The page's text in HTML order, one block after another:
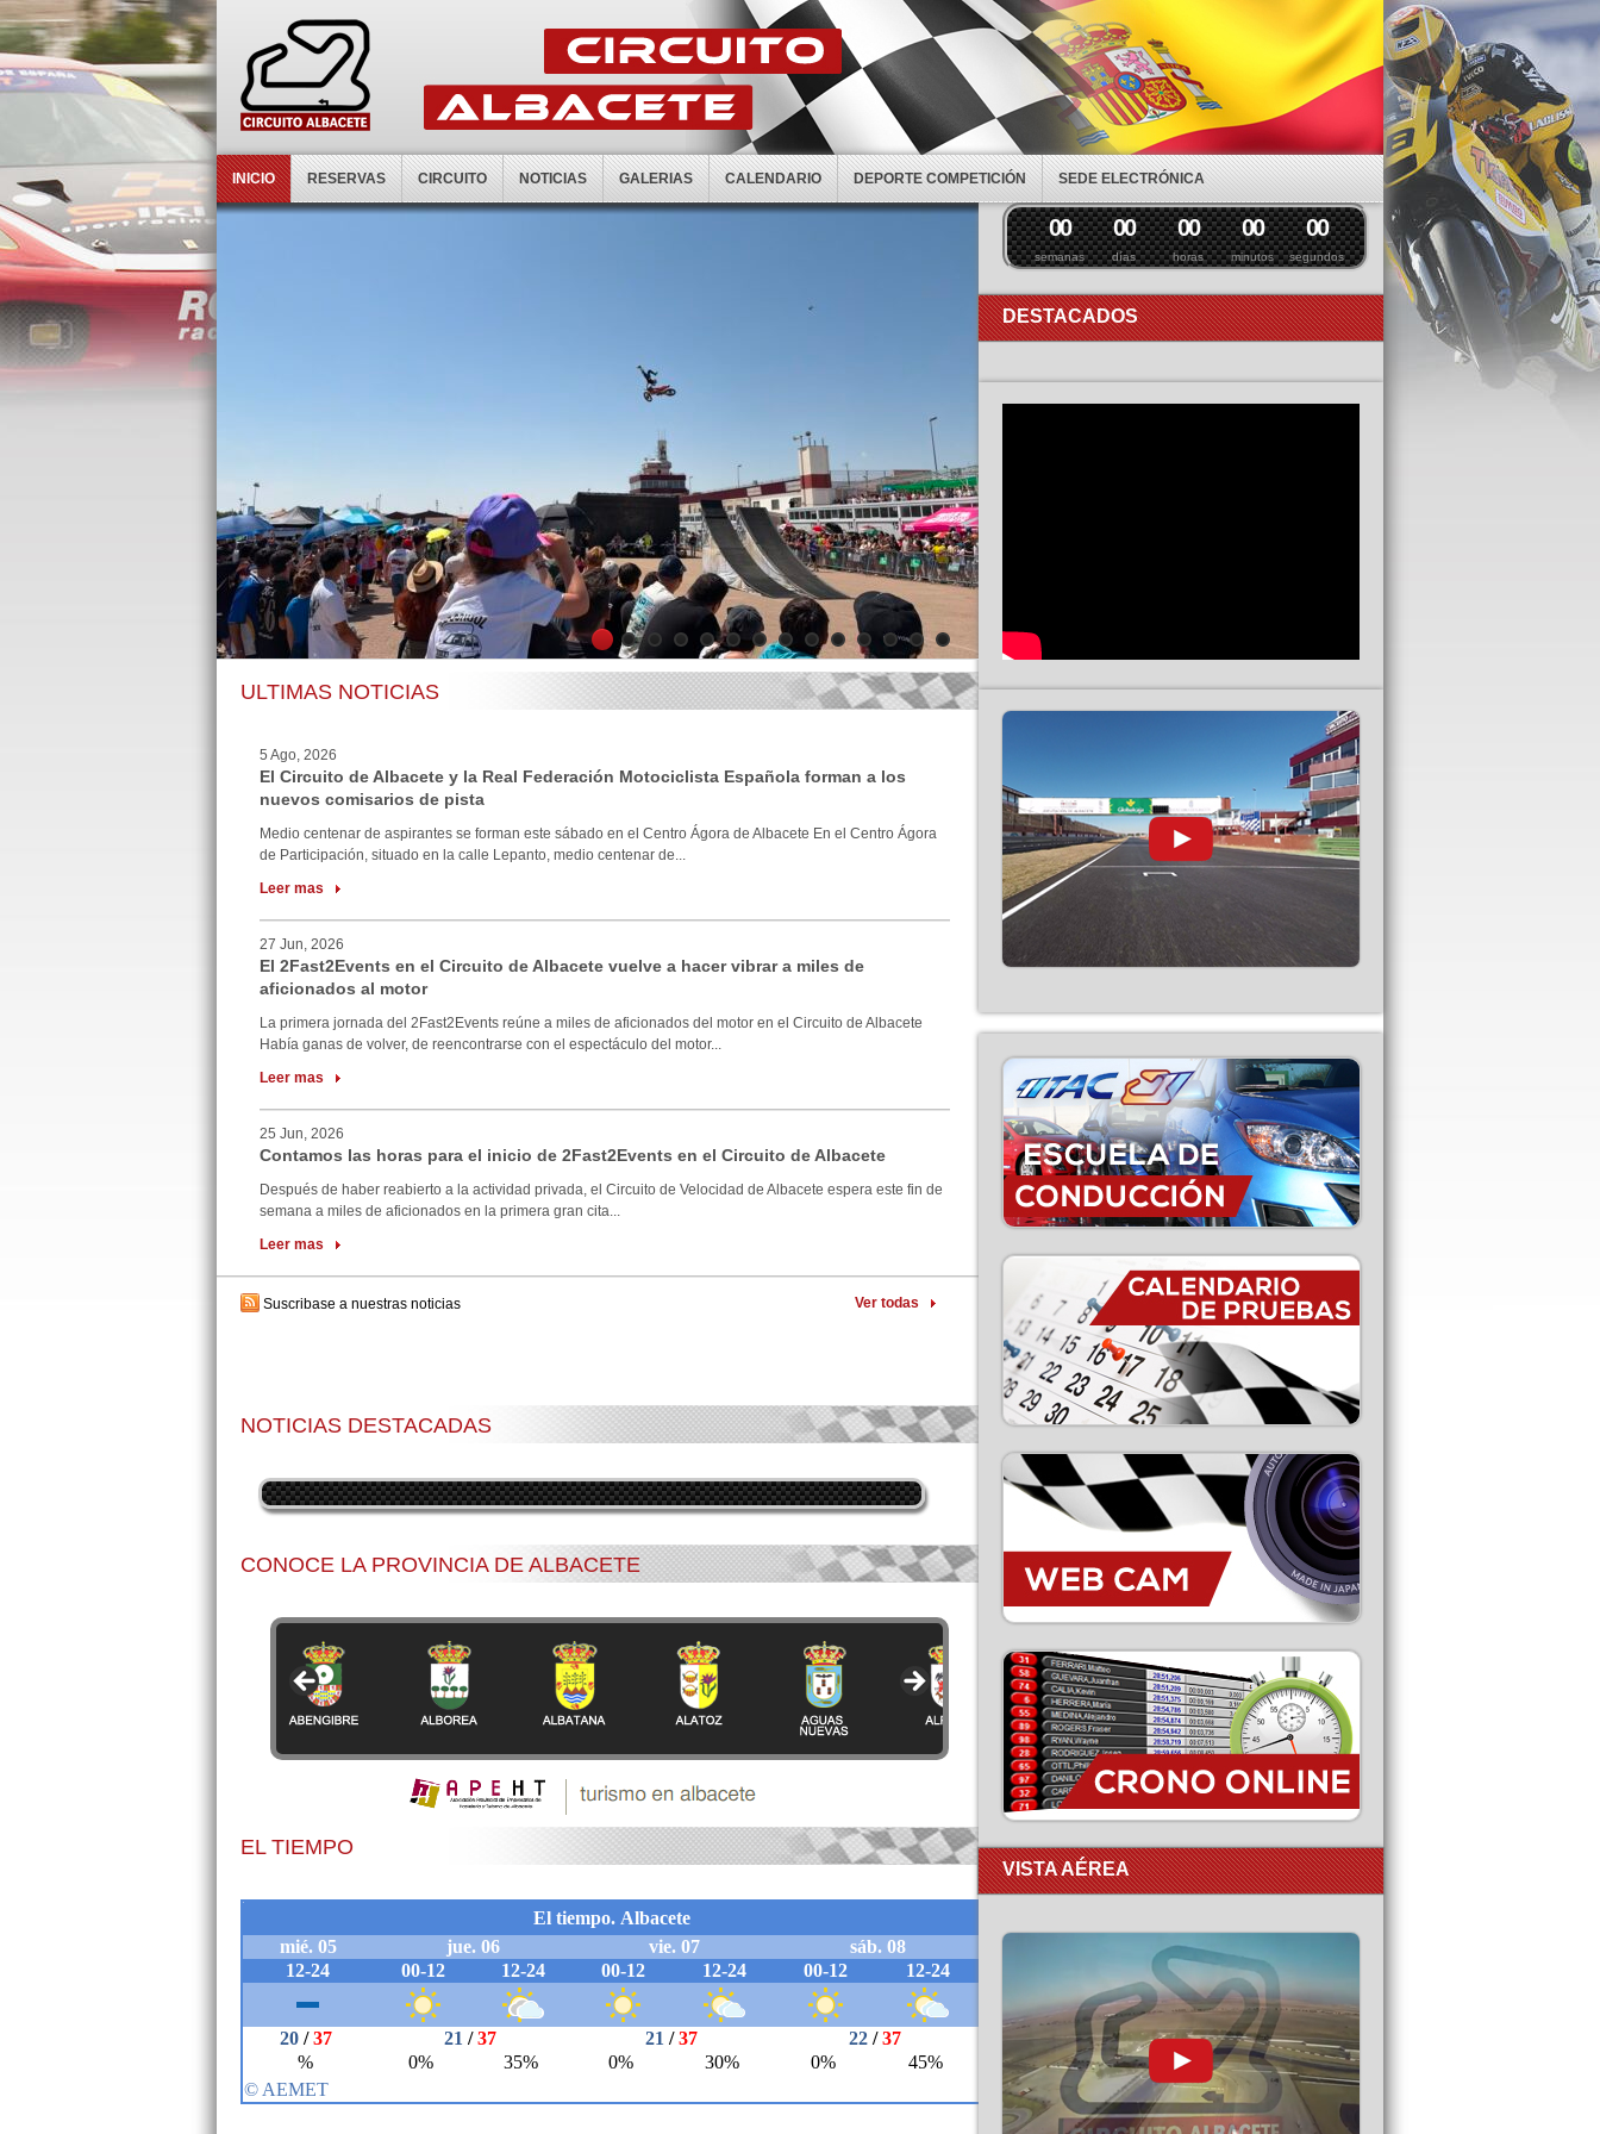
INICIO RESERVAS CIRCUITO NOTICIAS GALERIAS CALENDARIO DEPORTE COMPETICIÓN SEDE ELECTRÓNICA
1 2 3 4 5 6 7 8 9 10 11 12 13 14
ULTIMAS NOTICIAS
5 Ago, 2026
El Circuito de Albacete y la Real Federación Motociclista Española forman a los
nuevos comisarios de pista
Medio centenar de aspirantes se forman este sábado en el Centro Ágora de Albacete En el Centro Ágora
de Participación, situado en la calle Lepanto, medio centenar de...
Leer mas
27 Jun, 2026
El 2Fast2Events en el Circuito de Albacete vuelve a hacer vibrar a miles de
aficionados al motor
La primera jornada del 2Fast2Events reúne a miles de aficionados del motor en el Circuito de Albacete
Había ganas de volver, de reencontrarse con el espectáculo del motor...
Leer mas
25 Jun, 2026
Contamos las horas para el inicio de 2Fast2Events en el Circuito de Albacete
Después de haber reabierto a la actividad privada, el Circuito de Velocidad de Albacete espera este fin de
semana a miles de aficionados en la primera gran cita...
Leer mas
Ver todas
Suscribase a nuestras noticias
NOTICIAS DESTACADAS
CONOCE LA PROVINCIA DE ALBACETE
EL TIEMPO
semanas
00
días
00
horas
00
minutos
00
segundos
00
DESTACADOS
VISTA AÉREA